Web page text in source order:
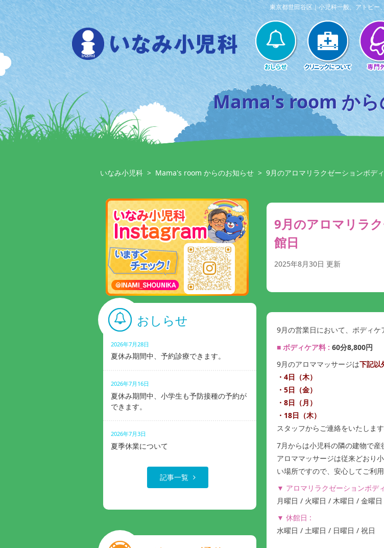
Skip
to
content
東京都世田谷区｜小児科一般、アトピー
Mama's room から
いなみ小児科 > Mama's room からのお知らせ > 9月のアロマリラクゼーションボデ
9月のアロマリラ
館日
2025年8月30日 更新
9月の営業日において、ボディケ
■ ボディケア料 : 60分8,800円
9月のアロママッサージは下記以
・4日（木）
・5日（金）
・8日（月）
・18日（木）
スタッフからご連絡をいたしま
7月からは小児科の隣の建物で産
アロママッサージは従来どおり
い場所ですので、安心してご利用
▼ アロマリラクゼーションボデ
月曜日 / 火曜日 / 木曜日 / 金曜日
▼ 休館日 :
水曜日 / 土曜日 / 日曜日 / 祝日
おしらせ
2026年7月28日
夏休み期間中、予約診療できます。
2026年7月16日
夏休み期間中、小学生も予防接種の予約が
できます。
2026年7月3日
夏季休業について
記事一覧